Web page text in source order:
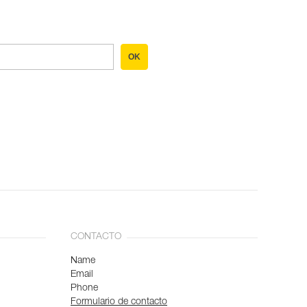
OK
CONTACTO
Name
Email
Phone
Formulario de contacto